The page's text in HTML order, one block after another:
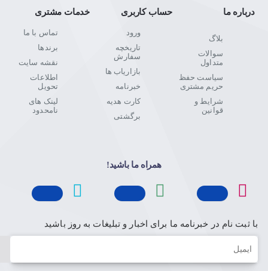
درباره ما
بلاگ
سوالات
متداول
سیاست حفظ
حریم مشتری
شرایط و
قوانین
حساب کاربری
ورود
تاریخچه
سفارش
بازاریاب ها
خبرنامه
کارت هدیه
برگشتی
خدمات مشتری
تماس با ما
برندها
نقشه سایت
اطلاعات
تحویل
لینک های
نامحدود
همراه ما باشید!
با ثبت نام در خبرنامه ما برای اخبار و تبلیغات به روز باشید
ایمیل